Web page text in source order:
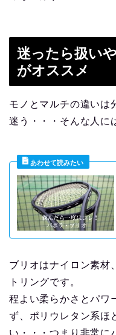
迷ったら扱い
がオススメ
モノとマルチの違いは
迷う・・・そんな人に
ブリオはナイロン素材
トリングです。
程よい柔らかさとパワ
ず、ポリウレタン系ほ
い・・・つまり非常に